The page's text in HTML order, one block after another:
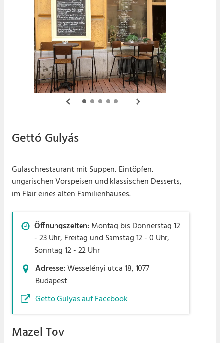
Gettó Gulyás
Gulaschrestaurant mit Suppen, Eintöpfen,
ungarischen Vorspeisen und klassischen Desserts,
im Flair eines alten Familienhauses.
Öffnungszeiten:Montag bis Donnerstag 12
- 23 Uhr, Freitag und Samstag 12 - 0 Uhr,
Sonntag 12 - 22 Uhr
Adresse:Wesselényi utca 18, 1077
Budapest
Getto Gulyas auf Facebook
Mazel Tov